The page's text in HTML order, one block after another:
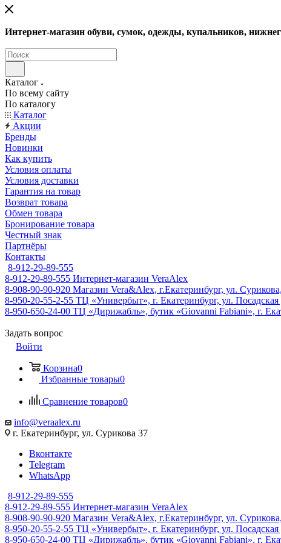
Интернет-магазин обуви, сумок, одежды, купальников,
Каталог
По всему сайту
По каталогу
Каталог
Акции
Бренды
Новинки
Как купить
Условия оплаты
Условия доставки
Гарантия на товар
Возврат товара
Обмен товара
Бронирование товара
Честный знак
Партнёры
Контакты
8-912-29-89-555
8-912-29-89-555 Интернет-магазин VeraAlex
8-908-90-90-920 Магазин Vera&Alex, г.Екатеринбург, ул.
8-950-20-55-2-55 ТЦ «Универбыт», г. Екатеринбург, ул.
8-950-650-24-00 ТЦ «Дирижабль», бутик «Giovanni Fabiani», г.
Задать вопрос
Войти
Корзина0
Избранные товары0
Сравнение товаров0
info@veraalex.ru
г. Екатеринбург, ул. Сурикова 37
Вконтакте
Telegram
WhatsApp
8-912-29-89-555
8-912-29-89-555 Интернет-магазин VeraAlex
8-908-90-90-920 Магазин Vera&Alex, г.Екатеринбург, ул.
8-950-20-55-2-55 ТЦ «Универбыт», г. Екатеринбург, ул.
8-950-650-24-00 ТЦ «Дирижабль», бутик «Giovanni Fabiani», г.